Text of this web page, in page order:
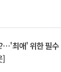
최애' 위한 필수
]